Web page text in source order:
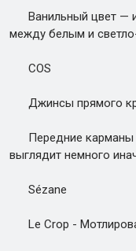
Ванильный цвет —
между белым и
COS
Джинсы прямого
Передние карманы
выглядит немного
Sézane
Le Crop -